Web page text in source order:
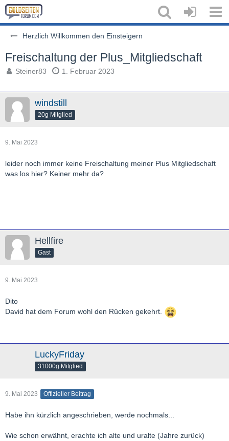
Herzlich Willkommen den Einsteigern
Freischaltung der Plus_Mitgliedschaft
Steiner83 1. Februar 2023
windstill
20g Mitglied
9. Mai 2023
leider noch immer keine Freischaltung meiner Plus Mitgliedschaft
was los hier? Keiner mehr da?
Hellfire
Gast
9. Mai 2023
Dito
David hat dem Forum wohl den Rücken gekehrt.
LuckyFriday
31000g Mitglied
9. Mai 2023 Offizieller Beitrag
Habe ihn kürzlich angeschrieben, werde nochmals...
Wie schon erwähnt, erachte ich alte und uralte (Jahre zurück)